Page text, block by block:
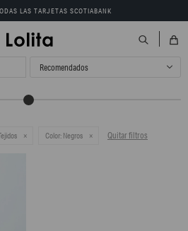
LAS TARJETAS SCOTIABANK
Recomendados
Color: Negros Quitar filtros